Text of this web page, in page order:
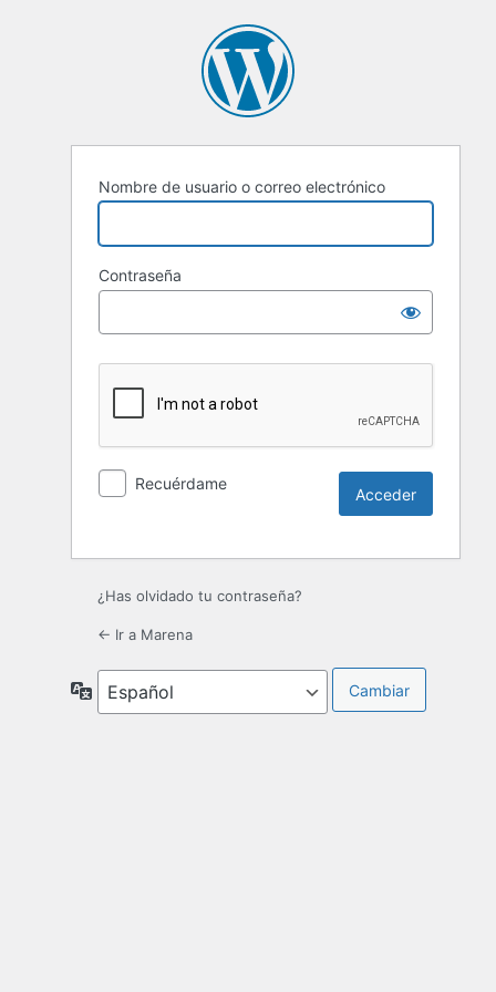
Nombre de usuario o correo electrónico
Contraseña
Recuérdame
¿Has olvidado tu contraseña?
← Ir a Marena
Idioma